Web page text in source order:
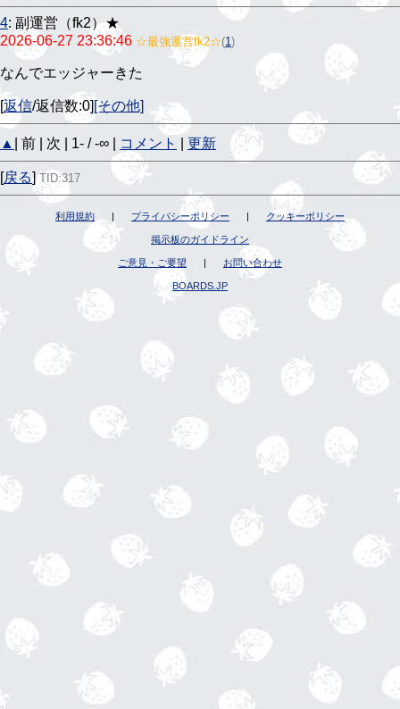
4: 副運営（fk2）★
2026-06-27 23:36:46 ☆最強運営fk2☆(1)
なんでエッジャーきた
[返信/返信数:0] [その他]
▲ | 前 | 次 | 1- / -∞ | コメント 更新
[戻る]TID:317
利用規約 | プライバシーポリシー | クッキーポリシー
掲示板のガイドライン
ご意見・ご要望 お問い合わせ
BOARDS.JP